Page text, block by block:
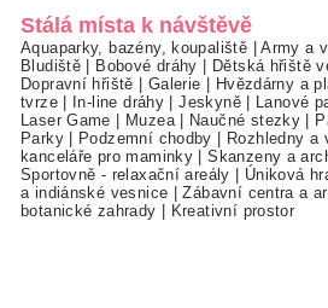
Stálá místa k návštěvě
Aquaparky, bazény, koupaliště |Army a
Bludiště
Bobové dráhy Dětská hřiště
Dopravní hřiště
Galerie Hvězdárny a
tvrze| In-line dráhy |Jeskyně| Lanové
Laser Game
Muzea| Naučné stezky
Parky| Podzemní chodby Rozhledny a
kanceláře pro maminky |Skanzeny a
Sportovně - relaxační areály
Úniková
a indiánské vesnice |Zábavní centra a
botanické zahrady
Kreativní prostor